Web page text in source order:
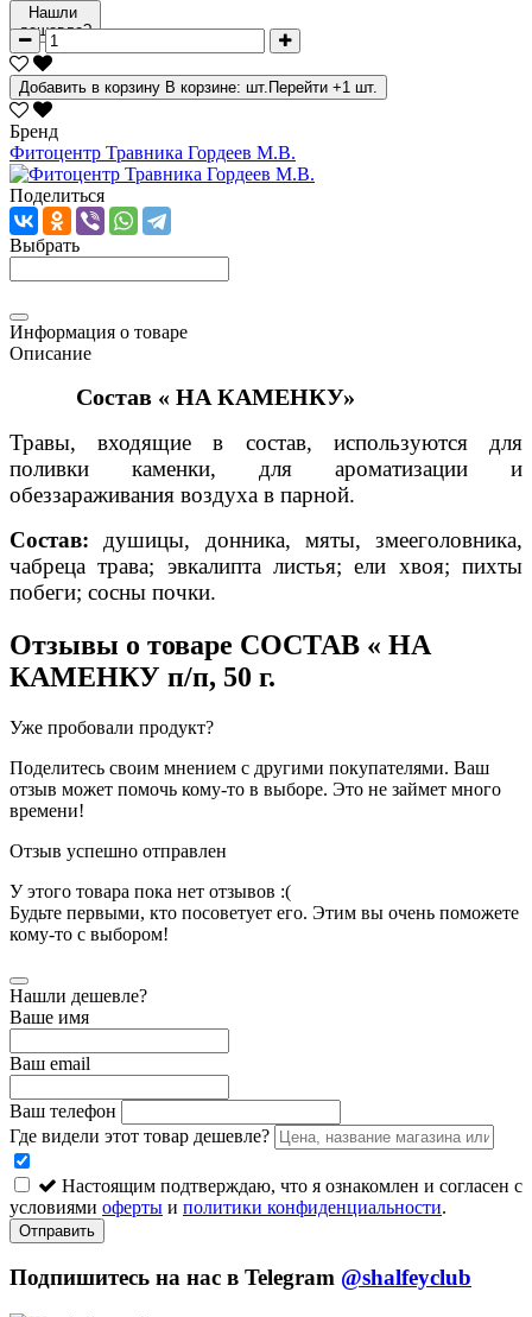
Нашли
дешевле?
Добавить в корзину В корзине: шт. Перейти +1 шт.
Бренд
Фитоцентр Травника Гордеев М.В.
Поделиться
Выбрать
Информация о товаре
Описание
Состав « НА КАМЕНКУ»
Травы, входящие в состав, используются для
поливки каменки, для ароматизации и
обеззараживания воздуха в парной.
Состав: душицы,
донника, мяты, змееголовника,
чабреца трава; эвкалипта листья; ели хвоя; пихты
побеги; сосны почки.
Отзывы о товаре СОСТАВ « НА
КАМЕНКУ п/п, 50 г.
Уже пробовали продукт?
Поделитесь своим мнением с другими покупателями. Ваш
отзыв может помочь кому-то в выборе. Это не займет много
времени!
Отзыв успешно отправлен
У этого товара пока нет отзывов :(
Будьте первыми, кто посоветует его. Этим вы очень поможете
кому-то с выбором!
Нашли дешевле?
Ваше имя
Ваш email
Ваш телефон
Где видели этот товар дешевле?
Настоящим подтверждаю, что я ознакомлен и согласен с
условиями оферты и политики конфиденциальности.
Отправить
Подпишитесь на нас в Telegram @shalfeyclub